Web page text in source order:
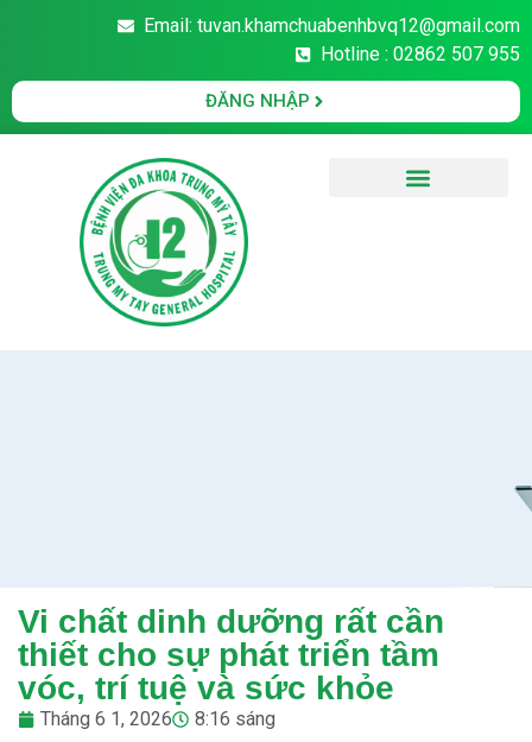
Email: tuvan.khamchuabenhbvq12@gmail.com
Hotline : 02862 507 955
ĐĂNG NHẬP
Vi chất dinh dưỡng rất cần
thiết cho sự phát triển tầm
vóc, trí tuệ và sức khỏe
Tháng 6 1, 2026 8:16 sáng